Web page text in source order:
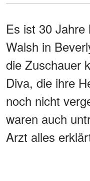
Es ist 30 Jahre
Walsh in
die Zuschauer
Diva, die ihre
noch nicht
waren auch
Arzt alles